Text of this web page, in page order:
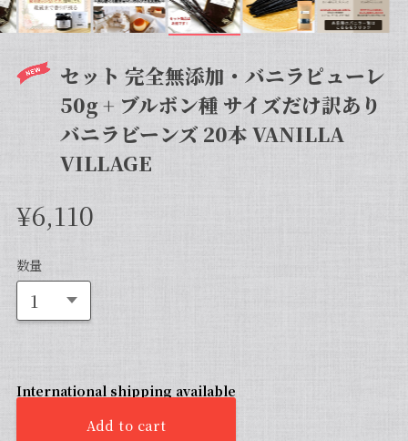
セット 完全無添加・バニラピューレ
50g + ブルボン種 サイズだけ訳あり
バニラビーンズ 20本 VANILLA
VILLAGE
¥6,110
数量
International shipping available
Add to cart